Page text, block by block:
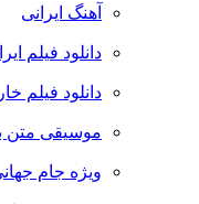
آهنگ ایرانی
دانلود فیلم
دانلود فیلم
موسیقی متن
ویژه جام جهانی 2018